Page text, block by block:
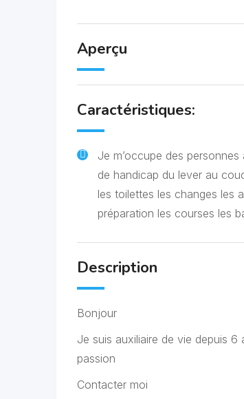
Aperçu
Caractéristiques:
Je m’occupe des
de handicap du lever au
les toilettes les changes les
préparation les courses les
Description
Bonjour
Je suis auxiliaire de vie depuis
passion
Contacter moi